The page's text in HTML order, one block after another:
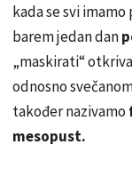
kada se svi
barem jedan dan
„maskirati“
odnosno
također nazivamo
mesopust.